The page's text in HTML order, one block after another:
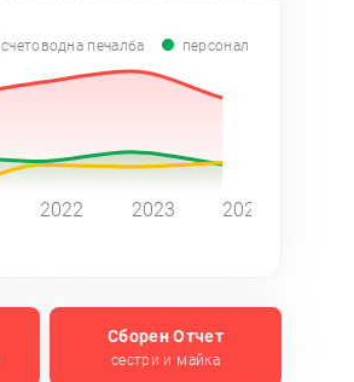
счетоводна печалба персонал
2022 2023 2024
Сборен Отчет
сестри и майка